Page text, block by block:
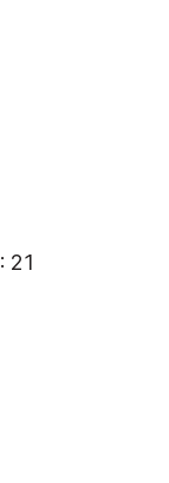
: 21